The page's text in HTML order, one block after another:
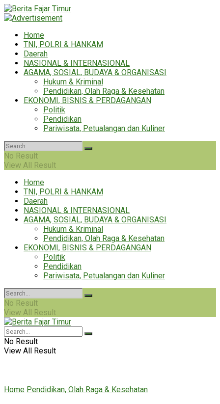
Home
TNI, POLRI & HANKAM
Daerah
NASIONAL & INTERNASIONAL
AGAMA, SOSIAL, BUDAYA & ORGANISASI
Hukum & Kriminal
Pendidikan, Olah Raga & Kesehatan
EKONOMI, BISNIS & PERDAGANGAN
Politik
Pendidikan
Pariwisata, Petualangan dan Kuliner
No Result
View All Result
Home
TNI, POLRI & HANKAM
Daerah
NASIONAL & INTERNASIONAL
AGAMA, SOSIAL, BUDAYA & ORGANISASI
Hukum & Kriminal
Pendidikan, Olah Raga & Kesehatan
EKONOMI, BISNIS & PERDAGANGAN
Politik
Pendidikan
Pariwisata, Petualangan dan Kuliner
No Result
View All Result
No Result
View All Result
Home Pendidikan, Olah Raga & Kesehatan